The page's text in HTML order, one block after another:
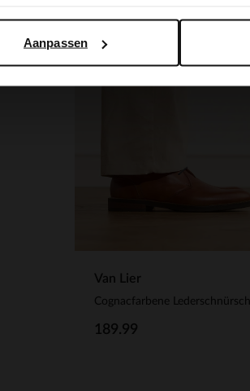
Aanpassen
Van Lier
Cognacfarbene
189.99